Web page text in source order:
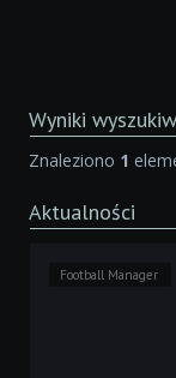
Wyniki
Znaleziono 1
Aktualności
Football Manager